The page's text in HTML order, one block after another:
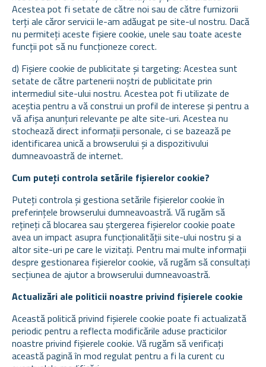
Acestea pot fi setate de către noi sau de către furnizorii
terți ale căror servicii le-am adăugat pe site-ul nostru. Dacă
nu permiteți aceste fișiere cookie, unele sau toate aceste
funcții pot să nu funcționeze corect.
d) Fișiere cookie de publicitate și targeting: Acestea sunt
setate de către partenerii noștri de publicitate prin
intermediul site-ului nostru. Acestea pot fi utilizate de
aceștia pentru a vă construi un profil de interese și pentru a
vă afișa anunțuri relevante pe alte site-uri. Acestea nu
stochează direct informații personale, ci se bazează pe
identificarea unică a browserului și a dispozitivului
dumneavoastră de internet.
Cum puteți controla setările fișierelor cookie?
Puteți controla și gestiona setările fișierelor cookie în
preferințele browserului dumneavoastră. Vă rugăm să
rețineți că blocarea sau ștergerea fișierelor cookie poate
avea un impact asupra funcționalității site-ului nostru și a
altor site-uri pe care le vizitați. Pentru mai multe informații
despre gestionarea fișierelor cookie, vă rugăm să consultați
secțiunea de ajutor a browserului dumneavoastră.
Actualizări ale politicii noastre privind fișierele cookie
Această politică privind fișierele cookie poate fi actualizată
periodic pentru a reflecta modificările aduse practicilor
noastre privind fișierele cookie. Vă rugăm să verificați
această pagină în mod regulat pentru a fi la curent cu